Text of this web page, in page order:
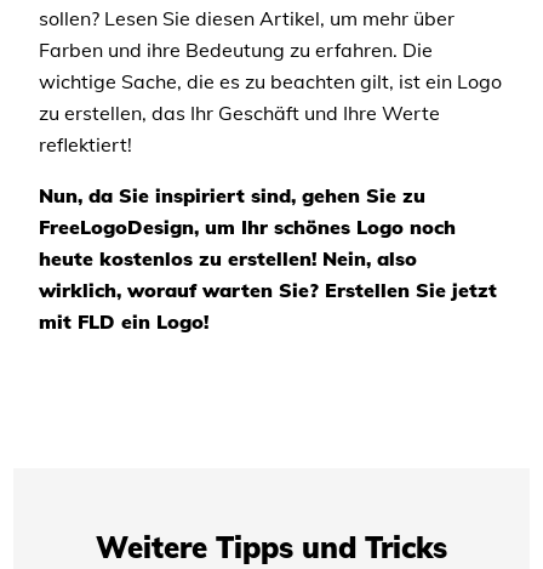
sollen? Lesen Sie diesen Artikel, um mehr über
Farben und ihre Bedeutung zu erfahren. Die
wichtige Sache, die es zu beachten gilt, ist ein Logo
zu erstellen, das Ihr Geschäft und Ihre Werte
reflektiert!
Nun, da Sie inspiriert sind, gehen Sie zu
FreeLogoDesign, um Ihr schönes Logo noch
heute kostenlos zu erstellen! Nein, also
wirklich, worauf warten Sie? Erstellen Sie jetzt
mit FLD ein Logo!
Weitere Tipps und Tricks